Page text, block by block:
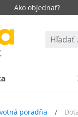
Ako objednať?
poradňa